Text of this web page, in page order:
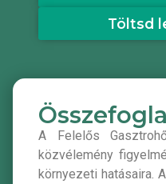
Töltsd
A Felelős
közvélemény
környezeti hatásaira.